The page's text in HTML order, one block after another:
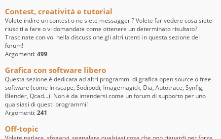
Contest, creatività e tutorial
Volete indire un contest o ne siete messaggeri? Volete far vedere cosa siete
riusciti a fare o vi domandate come ottenere un determinato risultato?
Trascinate con voi nella discussione gli altri utenti in questa sezione del
forum!
Argomenti:499
Grafica con software libero
Questa sezione è dedicata ad altri programmi di grafica open source o free
software (come Inkscape, Sodipodi, Imagemagick, Dia, Autotrace, Synfig,
Blender, Qcad...). Non è da intendersi come un forum di supporto per uno
qualsiasi di questi programmi!
Argomenti:241
Off-topic